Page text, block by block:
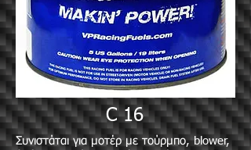
C 16
Συνιστάται για μοτέρ με τούρμπο, blower,